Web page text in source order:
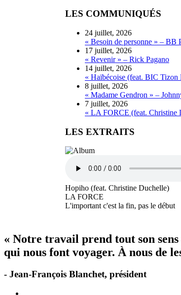
LES COMMUNIQUÉS
24 juillet, 2026
« Besoin de personne » – BB
17 juillet, 2026
« Revenir » – Rick Pagano
14 juillet, 2026
« Haïbécoise (feat. BIC Tizon
8 juillet, 2026
« Madame Gendron » –
7 juillet, 2026
« LA FORCE (feat. Christine
LES EXTRAITS
Hopiho (feat. Christine Duchelle)
LA FORCE
L'important c'est la fin, pas le début
« Notre travail prend tout son sens
qui nous font voyager. À nous de
- Jean-François Blanchet, président